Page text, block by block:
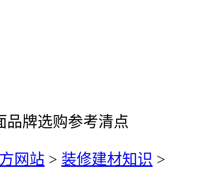
品牌选购参考清点
网站 > 装修建材知识 >